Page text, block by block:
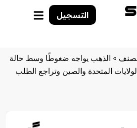
التسجيل
» الذهب يواجه ضغوطًا وسط حالة
المتحدة والصين وتراجع الطلب